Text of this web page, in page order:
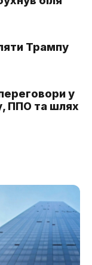
Трампу
у
ППО та шлях